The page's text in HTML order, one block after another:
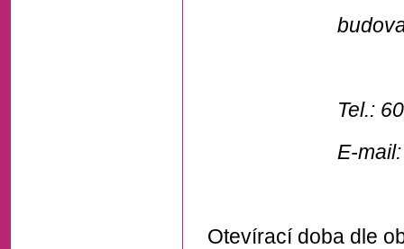
budova
Tel.:
E-mail:
Otevírací doba dle